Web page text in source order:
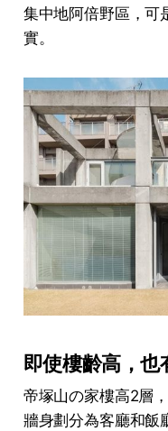
集中地阿倍野區，可
實。
即使樓齡高，也
帝塚山の家樓高2層
牆身劃分為客廳和飯